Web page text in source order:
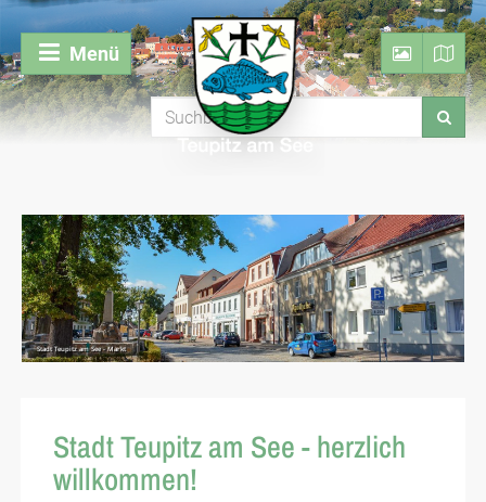
Menü
Stadt Teupitz am See - Markt
Stadt Teupitz am See - herzlich
willkommen!